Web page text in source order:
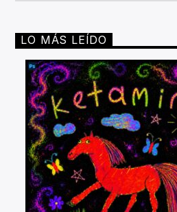
LO MÁS LEÍDO